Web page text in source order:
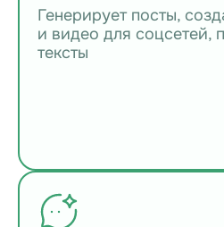
Генерирует посты,
и видео для
тексты